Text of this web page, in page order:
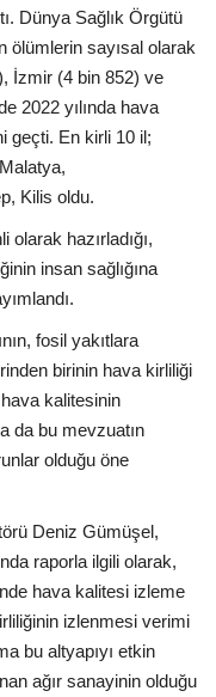
Dünya Sağlık Örgütü
ölümlerin sayısal olarak
İzmir (4 bin 852) ve
2022 yılında hava
geçti. En kirli 10 il;
Kilis oldu.
olarak hazırladığı,
insan sağlığına
fosil yakıtlara
birinin hava kirliliği
kalitesinin
da bu mevzuatın
olduğu öne
Deniz Gümüşel,
raporla ilgili olarak,
hava kalitesi izleme
izlenmesi verimi
bu altyapıyı etkin
ağır sanayinin olduğu